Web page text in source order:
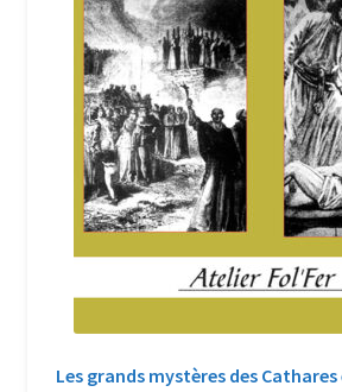
Panier
Politique de confidentialité et
Qui sommes-nous ?
Soutien à Philippe Randa
Suivi de la Commande
Les grands mystères des